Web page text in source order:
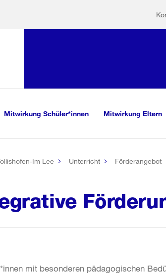
Mitwirkung Schüler*innen Mitwirkung Eltern
Im Lee Unterricht Förderangebot
mit besonderen pädagogischen